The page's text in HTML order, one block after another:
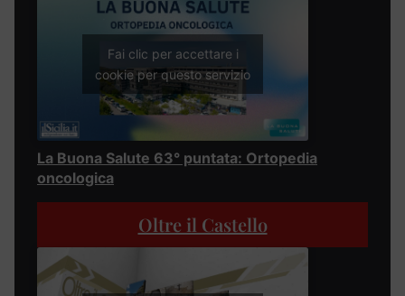
Fai clic per accettare i
cookie per questo servizio
La Buona Salute 63° puntata: Ortopedia
oncologica
Oltre il Castello